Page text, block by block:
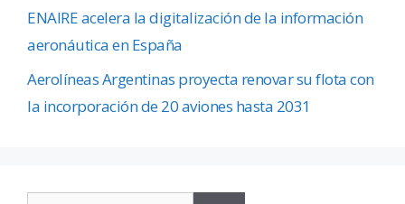
ENAIRE acelera la digitalización de la información
aeronáutica en España
Aerolíneas Argentinas proyecta renovar su flota con
la incorporación de 20 aviones hasta 2031